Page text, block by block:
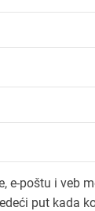
e-poštu i veb
put kada